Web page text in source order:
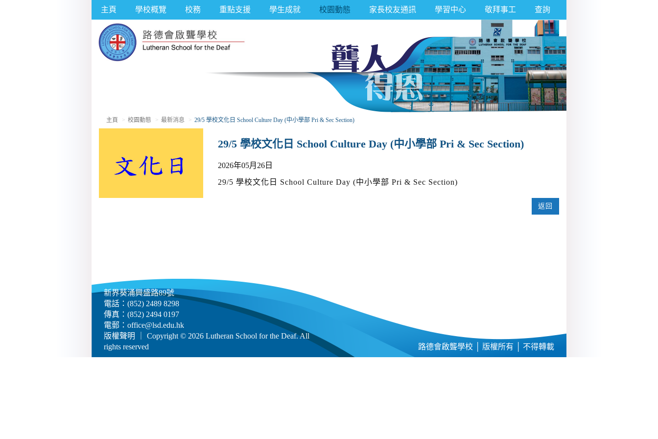
主頁 學校概覽 校務 重點支援 學生成就 校園動態 家長校友通訊 學習中心 敬拜事工 查詢
主頁 校園動態 最新消息 29/5 學校文化日 School Culture Day (中小學部 Pri & Sec Section)
29/5 學校文化日 School Culture Day (中小學部 Pri & Sec Section)
2026年05月26日
29/5 學校文化日 School Culture Day (中小學部 Pri & Sec Section)
返回
新界葵涌興盛路89號
電話：(852) 2489 8298
傳真：(852) 2494 0197
電郵： office@lsd.edu.hk
版權聲明
｜ Copyright © 2026 Lutheran School for the Deaf. All
rights reserved
路德會啟聾學校 │ 版權所有 │ 不得轉載